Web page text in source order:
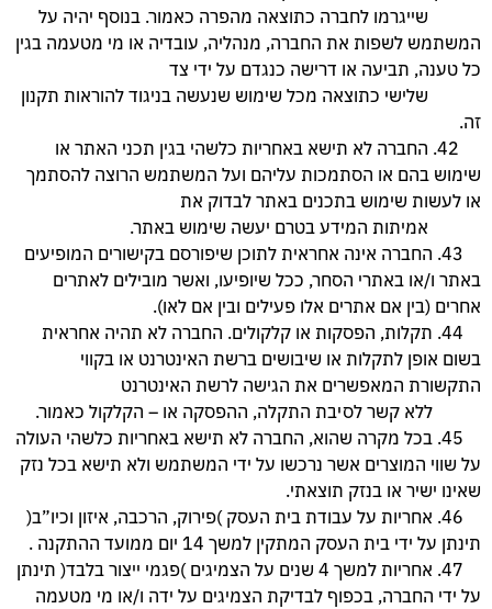
שייגרמו לחברה כתוצאה מהפרה כאמור. בנוסף יהיה על
המשתמש לשפות את החברה, מנהליה, עובדיה או מי מטעמה בגין
כל טענה, תביעה או דרישה כנגדם על ידי צד
שלישי כתוצאה מכל שימוש שנעשה בניגוד להוראות תקנון
זה.
42. החברה לא תישא באחריות כלשהי בגין תכני האתר או
שימוש בהם או הסתמכות עליהם ועל המשתמש הרוצה להסתמך
או לעשות שימוש בתכנים באתר לבדוק את
אמיתות המידע בטרם יעשה שימוש באתר.
43. החברה אינה אחראית לתוכן שיפורסם בקישורים המופיעים
באתר ו/או באתרי הסחר, ככל שיופיעו, ואשר מובילים לאתרים
אחרים (בין אם אתרים אלו פעילים ובין אם לאו).
44. תקלות, הפסקות או קלקולים. החברה לא תהיה אחראית
בשום אופן לתקלות או שיבושים ברשת האינטרנט או בקווי
התקשורת המאפשרים את הגישה לרשת האינטרנט
ללא קשר לסיבת התקלה, ההפסקה או – הקלקול כאמור.
45. בכל מקרה שהוא, החברה לא תישא באחריות כלשהי העולה
על שווי המוצרים אשר נרכשו על ידי המשתמש ולא תישא בכל נזק
שאינו ישיר או בנזק תוצאתי.
46. אחריות על עבודת בית העסק )פירוק, הרכבה, איזון וכיו”ב(
תינתן על ידי בית העסק המתקין למשך 14 יום ממועד ההתקנה .
47. אחריות למשך 4 שנים על הצמיגים )פגמי ייצור בלבד( תינתן
על ידי החברה, בכפוף לבדיקת הצמיגים על ידה ו/או מי מטעמה